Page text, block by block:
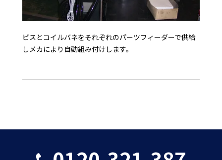
ビスとコイルバネをそれぞれのパーツフィーダーで供給
しメカにより自動組み付けします。